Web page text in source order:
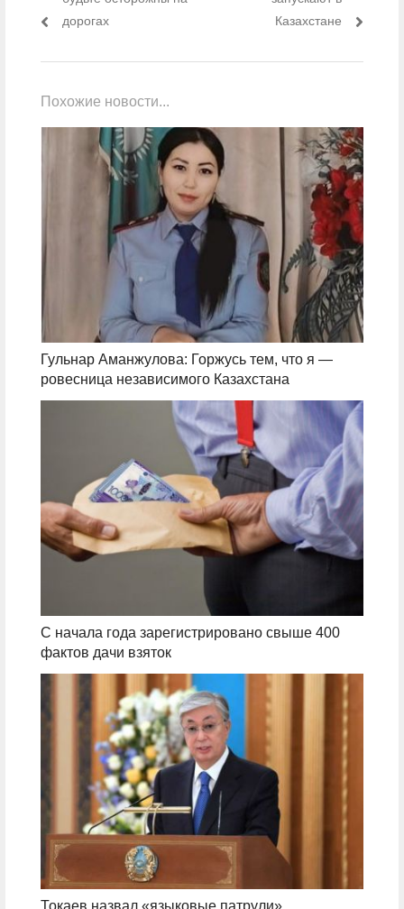
дорогах
Казахстане
Похожие новости...
Гульнар Аманжулова: Горжусь тем, что я —
ровесница независимого Казахстана
С начала года зарегистрировано свыше 400
фактов дачи взяток